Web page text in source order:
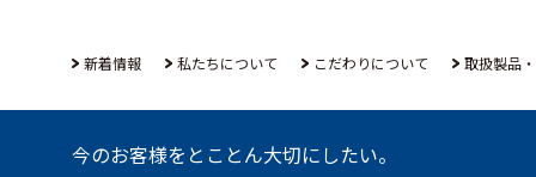
新着情報 私たちについて こだわりについて 取扱製品
今のお客様をとことん大切にしたい。